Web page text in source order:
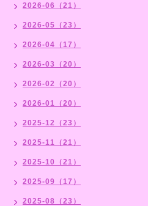
2026-06（21）
2026-05（23）
2026-04（17）
2026-03（20）
2026-02（20）
2026-01（20）
2025-12（23）
2025-11（21）
2025-10（21）
2025-09（17）
2025-08（23）